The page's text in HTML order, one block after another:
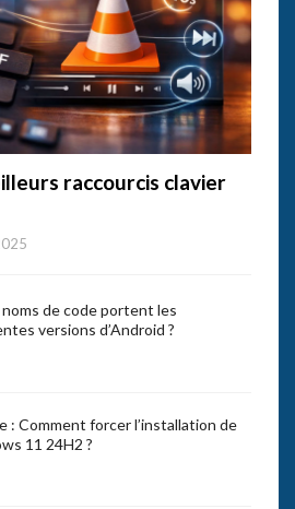
raccourcis clavier
de code portent les
versions d’Android ?
: Comment forcer l’installation de
11 24H2 ?